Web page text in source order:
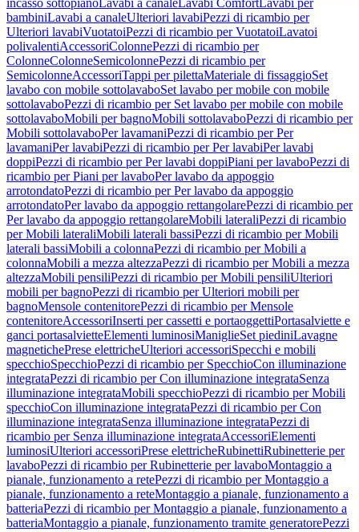
incasso sottopianoLavabi a canaleLavabi ComfortLavabi per
bambiniLavabi a canaleUlteriori lavabiPezzi di ricambio per
Ulteriori lavabiVuotatoiPezzi di ricambio per VuotatoiLavatoi
polivalentiAccessoriColonnePezzi di ricambio per
ColonneColonneSemicolonnePezzi di ricambio per
SemicolonneAccessoriTappi per pilettaMateriale di fissaggioSet
lavabo con mobile sottolavaboSet lavabo per mobile con mobile
sottolavaboPezzi di ricambio per Set lavabo per mobile con mobile
sottolavaboMobili per bagnoMobili sottolavaboPezzi di ricambio per
Mobili sottolavaboPer lavamaniPezzi di ricambio per Per
lavamaniPer lavabiPezzi di ricambio per Per lavabiPer lavabi
doppiPezzi di ricambio per Per lavabi doppiPiani per lavaboPezzi di
ricambio per Piani per lavaboPer lavabo da appoggio
arrotondatoPezzi di ricambio per Per lavabo da appoggio
arrotondatoPer lavabo da appoggio rettangolarePezzi di ricambio per
Per lavabo da appoggio rettangolareMobili lateraliPezzi di ricambio
per Mobili lateraliMobili laterali bassiPezzi di ricambio per Mobili
laterali bassiMobili a colonnaPezzi di ricambio per Mobili a
colonnaMobili a mezza altezzaPezzi di ricambio per Mobili a mezza
altezzaMobili pensiliPezzi di ricambio per Mobili pensiliUlteriori
mobili per bagnoPezzi di ricambio per Ulteriori mobili per
bagnoMensole contenitorePezzi di ricambio per Mensole
contenitoreAccessoriInserti per cassetti e portaoggettiPortasalviette e
ganci portasalvietteElementi luminosiManiglieSet piediniLavagne
magnetichePrese elettricheUlteriori accessoriSpecchi e mobili
specchioSpecchioPezzi di ricambio per SpecchioCon illuminazione
integrataPezzi di ricambio per Con illuminazione integrataSenza
illuminazione integrataMobili specchioPezzi di ricambio per Mobili
specchioCon illuminazione integrataPezzi di ricambio per Con
illuminazione integrataSenza illuminazione integrataPezzi di
ricambio per Senza illuminazione integrataAccessoriElementi
luminosiUlteriori accessoriPrese elettricheRubinettiRubinetterie per
lavaboPezzi di ricambio per Rubinetterie per lavaboMontaggio a
pianale, funzionamento a retePezzi di ricambio per Montaggio a
pianale, funzionamento a reteMontaggio a pianale, funzionamento a
batteriaPezzi di ricambio per Montaggio a pianale, funzionamento a
batteriaMontaggio a pianale, funzionamento tramite generatorePezzi